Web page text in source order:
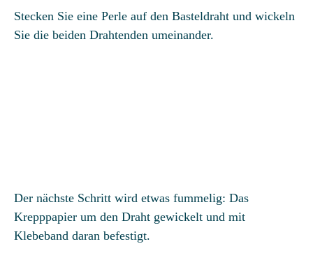
Stecken Sie eine Perle auf den Basteldraht und wickeln
Sie die beiden Drahtenden umeinander.
Der nächste Schritt wird etwas fummelig: Das
Krepppapier um den Draht gewickelt und mit
Klebeband daran befestigt.